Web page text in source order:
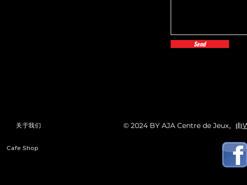
Send
© 2024 BY AJA Centre de Jeux。由
关于我们
Cafe Shop